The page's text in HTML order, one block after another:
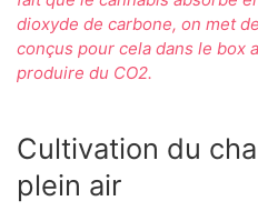
dioxyde de carbone, on met
conçus pour cela dans le box
produire du CO2.
Cultivation du
plein air